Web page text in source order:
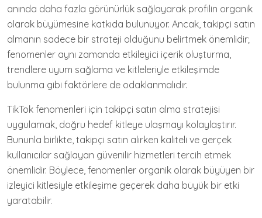
anında daha fazla görünürlük sağlayarak profilin organik
olarak büyümesine katkıda bulunuyor. Ancak, takipçi satın
almanın sadece bir strateji olduğunu belirtmek önemlidir;
fenomenler aynı zamanda etkileyici içerik oluşturma,
trendlere uyum sağlama ve kitleleriyle etkileşimde
bulunma gibi faktörlere de odaklanmalıdır.
TikTok fenomenleri için takipçi satın alma stratejisi
uygulamak, doğru hedef kitleye ulaşmayı kolaylaştırır.
Bununla birlikte, takipçi satın alırken kaliteli ve gerçek
kullanıcılar sağlayan güvenilir hizmetleri tercih etmek
önemlidir. Böylece, fenomenler organik olarak büyüyen bir
izleyici kitlesiyle etkileşime geçerek daha büyük bir etki
yaratabilir.